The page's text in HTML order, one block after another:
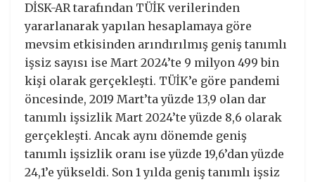
DİSK-AR tarafından TÜİK verilerinden
yararlanarak yapılan hesaplamaya göre
mevsim etkisinden arındırılmış geniş tanımlı
işsiz sayısı ise Mart 2024’te 9 milyon 499 bin
kişi olarak gerçekleşti. TÜİK’e göre pandemi
öncesinde, 2019 Mart’ta yüzde 13,9 olan dar
tanımlı işsizlik Mart 2024’te yüzde 8,6 olarak
gerçekleşti. Ancak aynı dönemde geniş
tanımlı işsizlik oranı ise yüzde 19,6’dan yüzde
24,1’e yükseldi. Son 1 yılda geniş tanımlı işsiz